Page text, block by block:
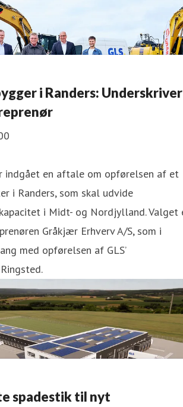
i Randers: Underskriver
indgået en aftale om opførelsen af et
i Randers, som skal udvide
i Midt- og Nordjylland. Valget
Gråkjær Erhverv A/S, som i
med opførelsen af GLS’
spadestik til nyt